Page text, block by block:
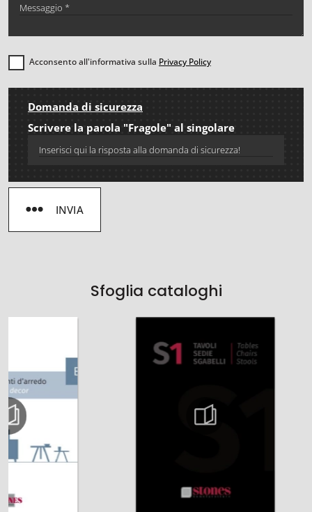
Sfoglia cataloghi
Acconsento all'informativa sulla Privacy Policy
Domanda di sicurezza
Scrivere la parola "Fragole" al singolare
INVIA